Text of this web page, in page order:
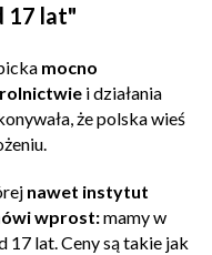
17 lat"
mocno
i działania
że polska wieś
nawet instytut
wprost:mamy w
lat. Ceny są takie jak